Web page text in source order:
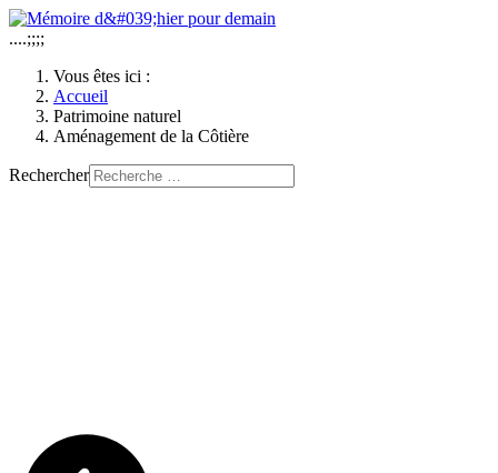
....;;;;
Vous êtes ici :
Accueil
Patrimoine naturel
Aménagement de la Côtière
Rechercher